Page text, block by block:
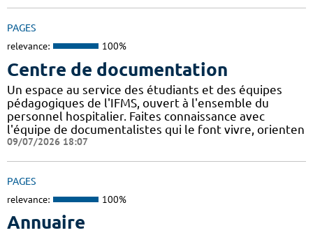
PAGES
relevance: 100%
Centre de documentation
Un espace au service des étudiants et des équipes
pédagogiques de l'IFMS, ouvert à l'ensemble du
personnel hospitalier. Faites connaissance avec
l'équipe de documentalistes qui le font vivre, orienten
09/07/2026 18:07
PAGES
relevance: 100%
Annuaire